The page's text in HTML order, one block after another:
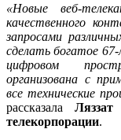
«Новые веб-
качественного
запросами
сделать богатое
цифровом
организована с
все технические
рассказала
телекорпорации.